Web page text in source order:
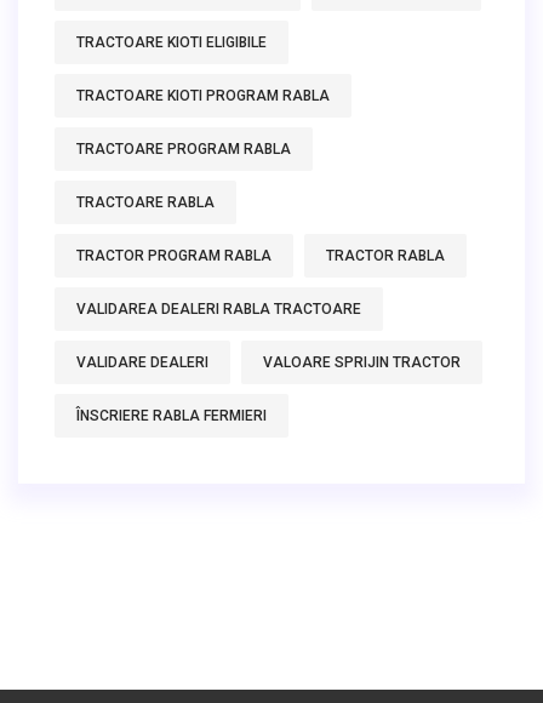
TRACTOARE KIOTI ELIGIBILE
TRACTOARE KIOTI PROGRAM RABLA
TRACTOARE PROGRAM RABLA
TRACTOARE RABLA
TRACTOR PROGRAM RABLA TRACTOR RABLA
VALIDAREA DEALERI RABLA TRACTOARE
VALIDARE DEALERI VALOARE SPRIJIN TRACTOR
ÎNSCRIERE RABLA FERMIERI